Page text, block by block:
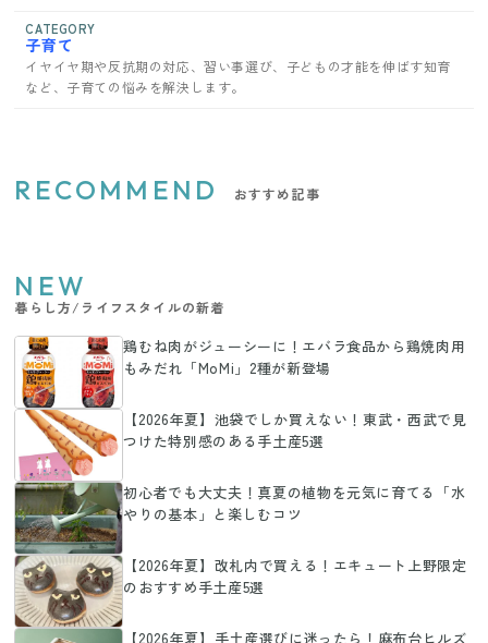
CATEGORY
子育て
イヤイヤ期や反抗期の対応、習い事選び、子どもの才能を伸ばす知育
など、子育ての悩みを解決します。
RECOMMEND おすすめ記事
NEW
暮らし方/ライフスタイルの新着
鶏むね肉がジューシーに！エバラ食品から鶏焼肉用
もみだれ「MoMi」2種が新登場
【2026年夏】池袋でしか買えない！東武・西武で見
つけた特別感のある手土産5選
初心者でも大丈夫！真夏の植物を元気に育てる「水
やりの基本」と楽しむコツ
【2026年夏】改札内で買える！エキュート上野限定
のおすすめ手土産5選
【2026年夏】手土産選びに迷ったら！麻布台ヒルズ